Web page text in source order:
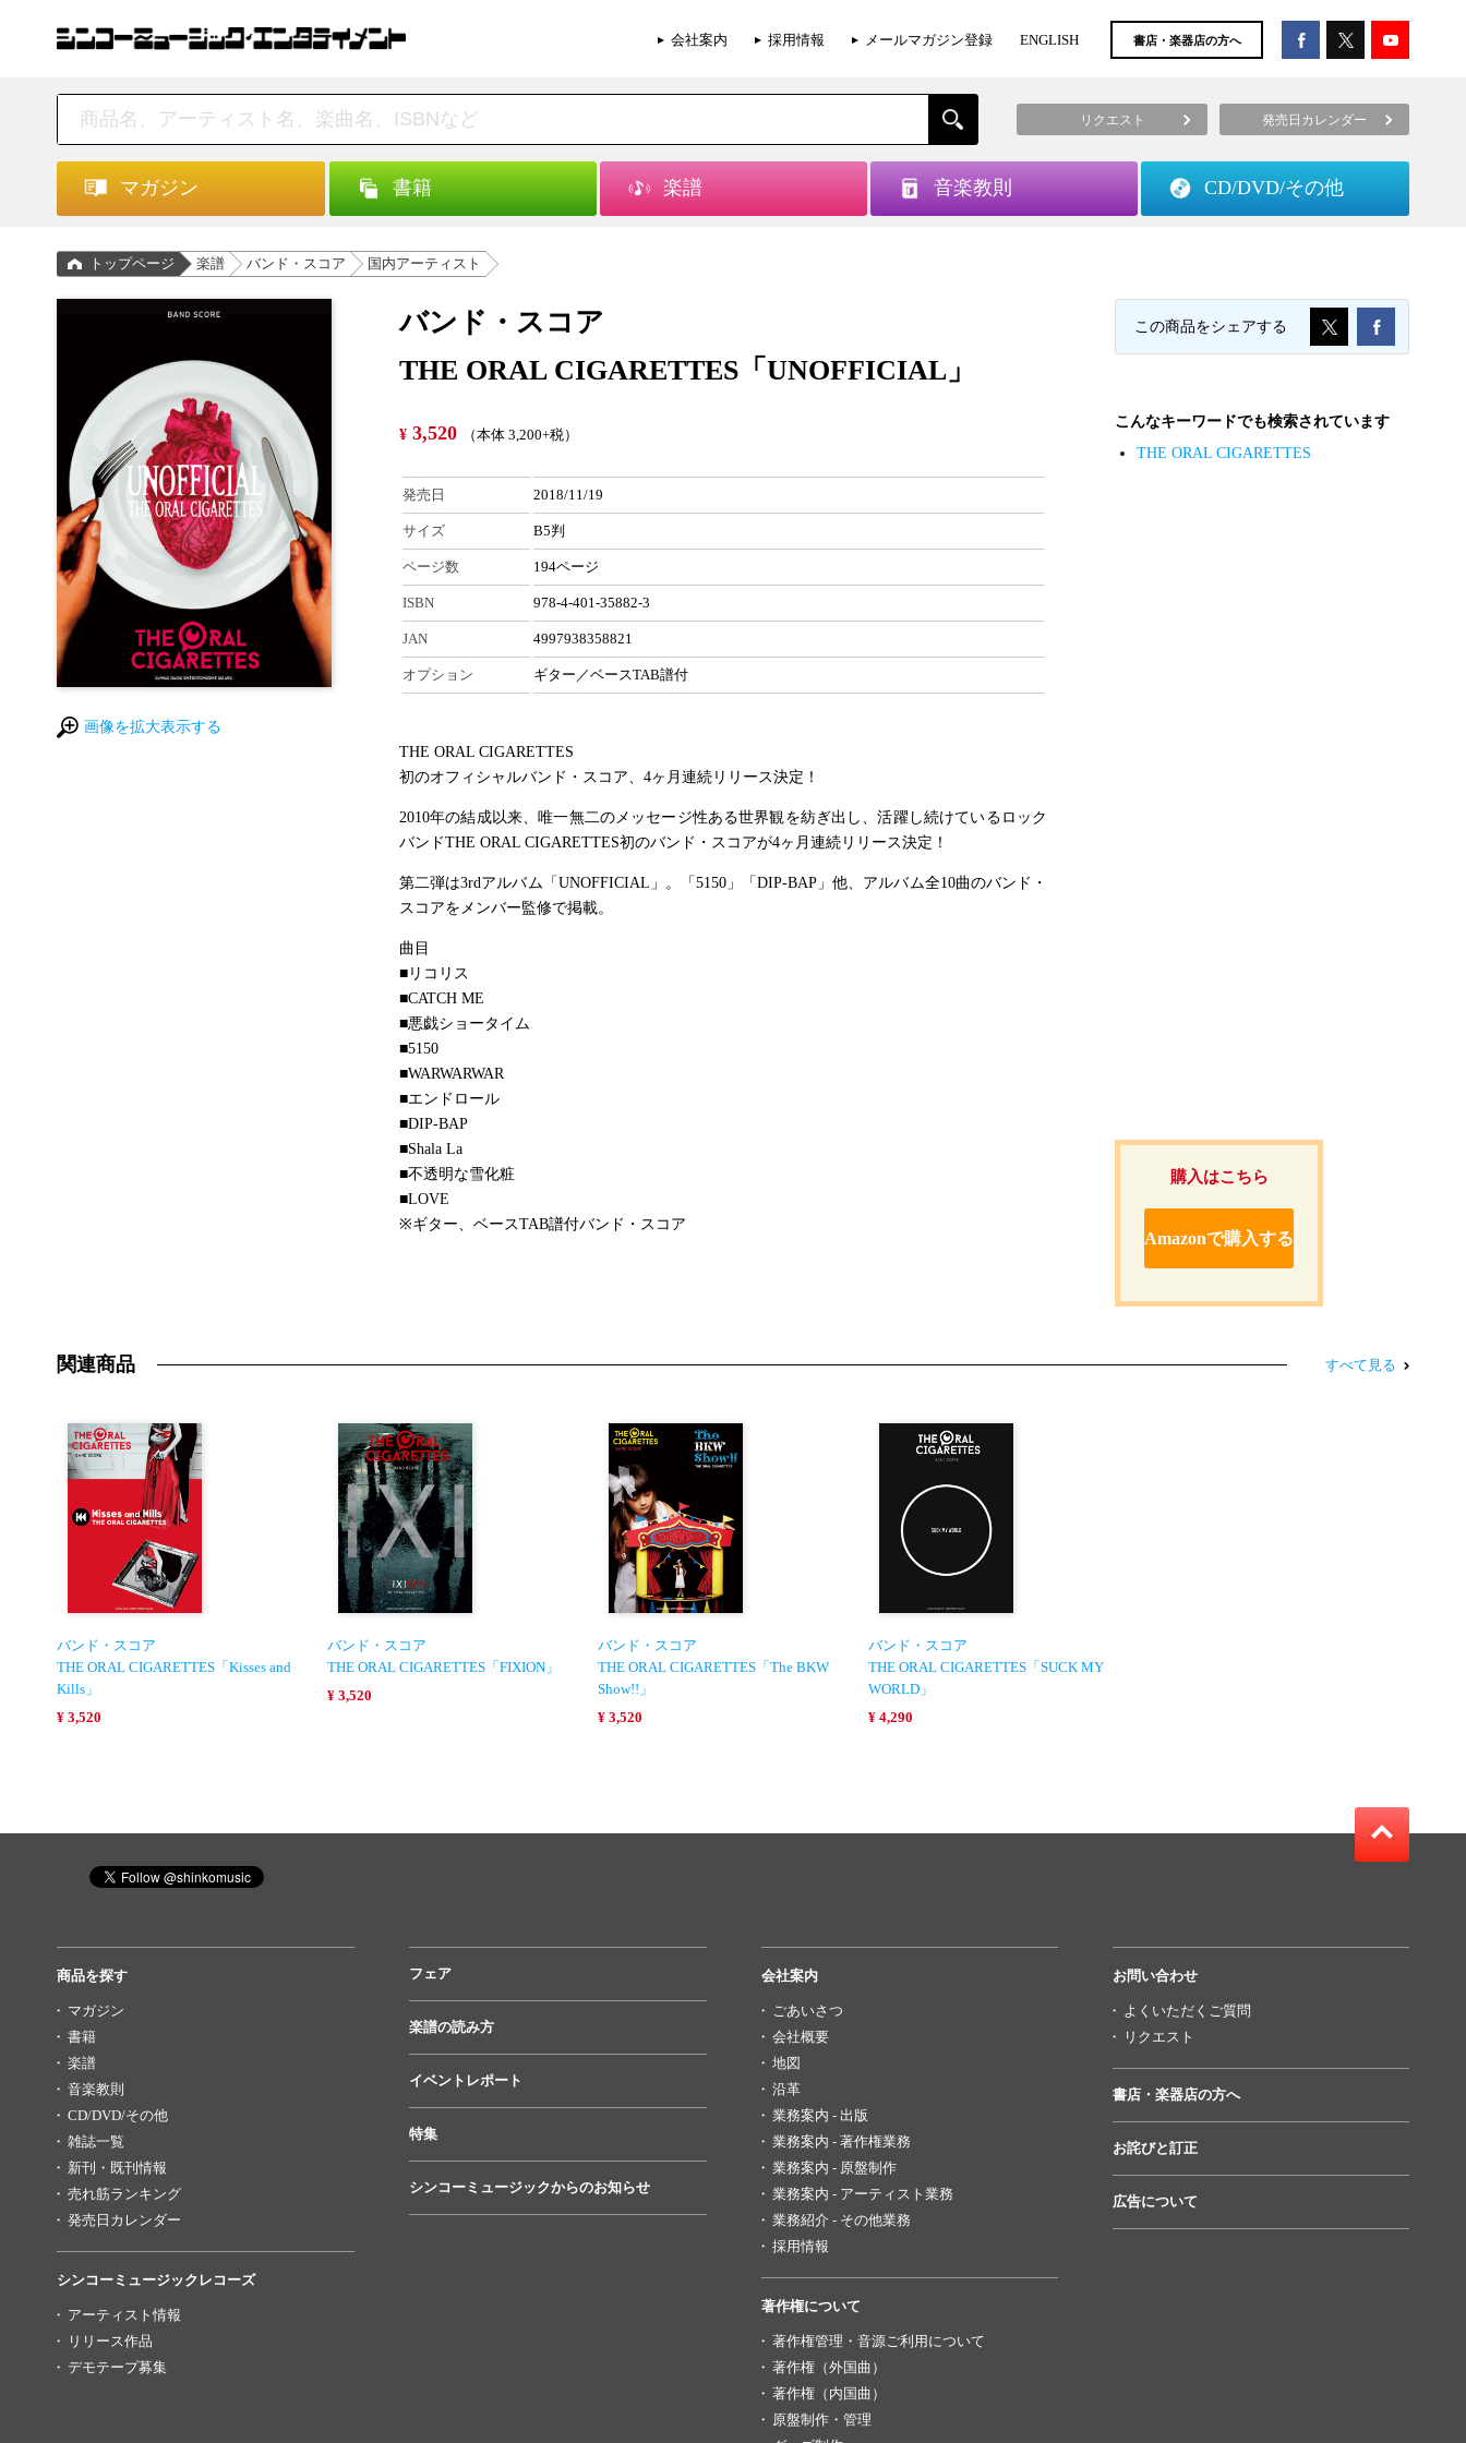
会社案内 採用情報 メールマガジン登録 ENGLISH 書店・楽器店の方へ
リクエスト 発売日カレンダー
マガジン 書籍 楽譜 音楽教則 CD/DVD/その他
トップページ 楽譜 バンド・スコア 国内アーティスト
画像を拡大表示する
バンド・スコア
THE ORAL CIGARETTES「UNOFFICIAL」
¥ 3,520 （本体 3,200+税）
発売日 2018/11/19
サイズ B5判
ページ数 194ページ
ISBN 978-4-401-35882-3
JAN 4997938358821
オプション ギター／ベースTAB譜付
THE ORAL CIGARETTES
初のオフィシャルバンド・スコア、4ヶ月連続リリース決定！
2010年の結成以来、唯一無二のメッセージ性ある世界観を紡ぎ出し、活躍し続けているロック
バンドTHE ORAL CIGARETTES初のバンド・スコアが4ヶ月連続リリース決定！
第二弾は3rdアルバム「UNOFFICIAL」。「5150」「DIP-BAP」他、アルバム全10曲のバンド・
スコアをメンバー監修で掲載。
曲目
■リコリス
■CATCH ME
■悪戯ショータイム
■5150
■WARWARWAR
■エンドロール
■DIP-BAP
■Shala La
■不透明な雪化粧
■LOVE
※ギター、ベースTAB譜付バンド・スコア
購入はこちら
Amazonで購入する
この商品をシェアする
こんなキーワードでも検索されています
THE ORAL CIGARETTES
関連商品 すべて見る
バンド・スコア
THE ORAL CIGARETTES「Kisses and
Kills」
¥ 3,520
バンド・スコア
THE ORAL CIGARETTES「FIXION」
¥ 3,520
バンド・スコア
THE ORAL CIGARETTES「The BKW
Show!!」
¥ 3,520
バンド・スコア
THE ORAL CIGARETTES「SUCK MY
WORLD」
¥ 4,290
商品を探す
マガジン
書籍
楽譜
音楽教則
CD/DVD/その他
雑誌一覧
新刊・既刊情報
売れ筋ランキング
発売日カレンダー
シンコーミュージックレコーズ
アーティスト情報
リリース作品
デモテープ募集
フェア
楽譜の読み方
イベントレポート
特集
シンコーミュージックからのお知らせ
会社案内
ごあいさつ
会社概要
地図
沿革
業務案内 - 出版
業務案内 - 著作権業務
業務案内 - 原盤制作
業務案内 - アーティスト業務
業務紹介 - その他業務
採用情報
著作権について
著作権管理・音源ご利用について
著作権（外国曲）
著作権（内国曲）
原盤制作・管理
お問い合わせ
よくいただくご質問
リクエスト
書店・楽器店の方へ
お詫びと訂正
広告について